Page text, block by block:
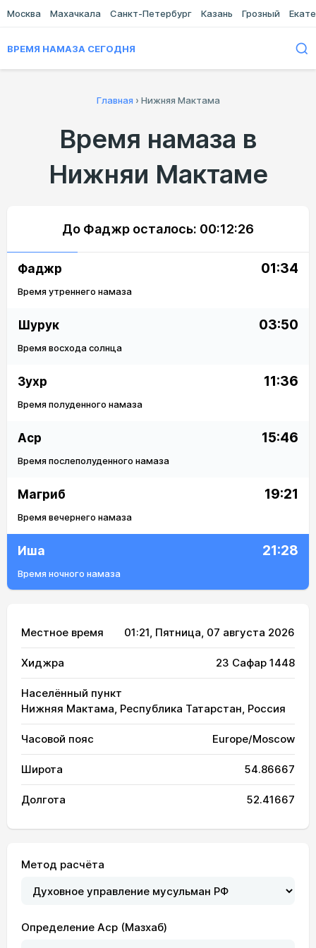
Москва Махачкала Санкт-Петербург Казань Грозный
ВРЕМЯ НАМАЗА СЕГОДНЯ
Главная › Нижняя Мактама
Время намаза в
Нижняи Мактаме
До Фаджр осталось: 00:12:26
Фаджр 01:34
Время утреннего намаза
Шурук 03:50
Время восхода солнца
Зухр 11:36
Время полуденного намаза
Аср 15:46
Время послеполуденного намаза
Магриб 19:21
Время вечернего намаза
Иша 21:28
Время ночного намаза
Местное время 01:21, Пятница, 07 августа 2026
Хиджра 23 Сафар 1448
Населённый пункт
Нижняя Мактама, Республика Татарстан, Россия
Часовой пояс Europe/Moscow
Широта 54.86667
Долгота 52.41667
Метод расчёта
Определение Аср (Мазхаб)